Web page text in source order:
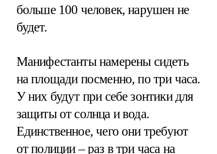
больше 100 человек, нарушен не
будет.
Манифестанты намерены сидеть
на площади посменно, по три часа.
У них будут при себе зонтики для
защиты от солнца и вода.
Единственное, чего они требуют
от полиции – раз в три часа на